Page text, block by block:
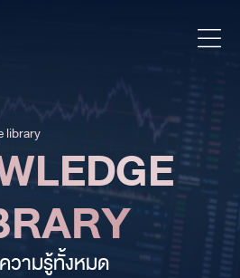
library
วามรู้ทั้งหมด